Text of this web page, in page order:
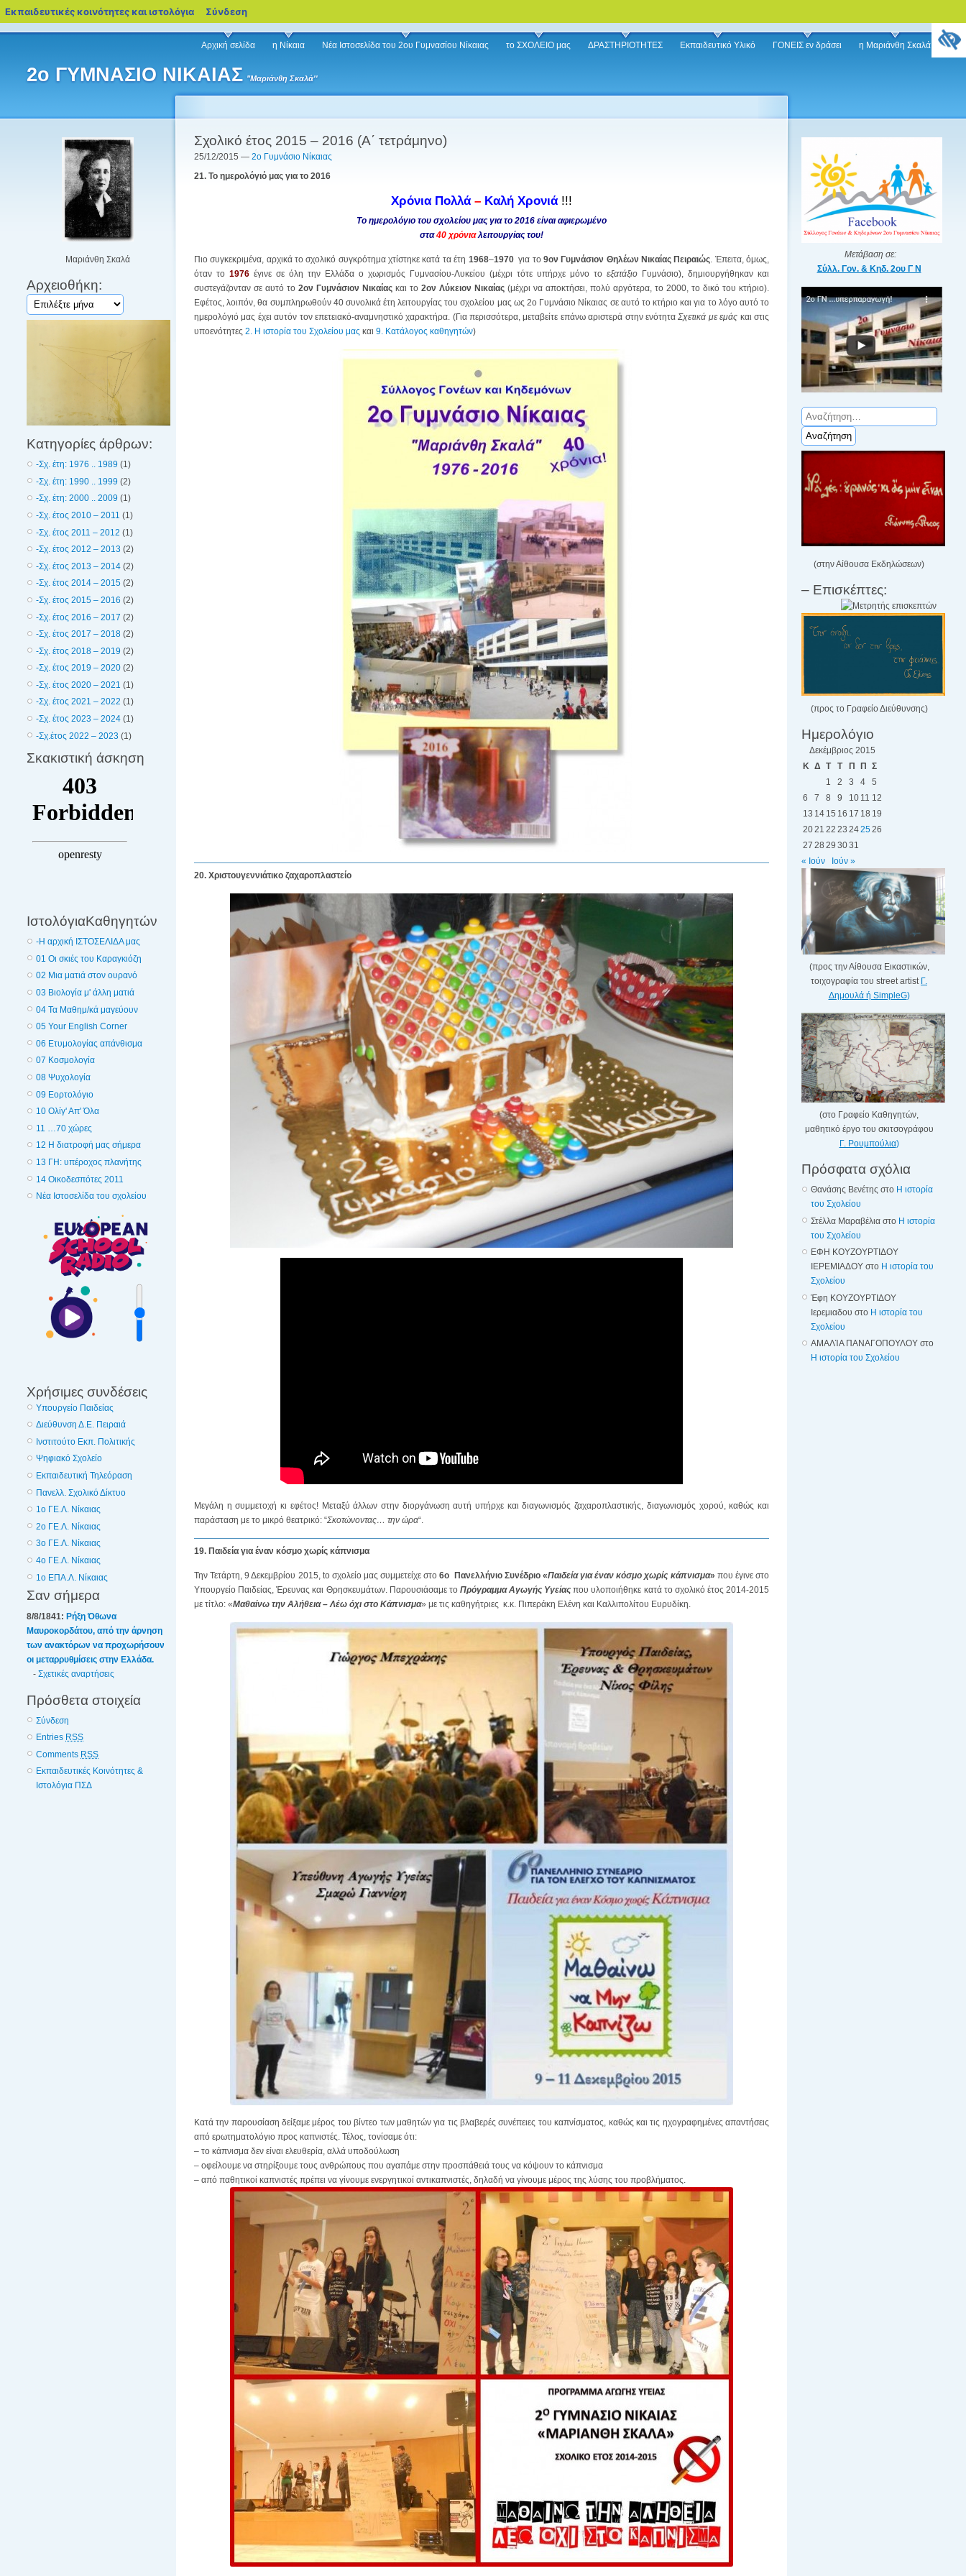
2ο ΓΥΜΝΑΣΙΟ ΝΙΚΑΙΑΣ "Μαριάνθη Σκαλά''
Αρχική σελίδα η Νίκαια Νέα Ιστοσελίδα του 2ου Γυμνασίου Νίκαιας το ΣΧΟΛΕΙΟ μας ΔΡΑΣΤΗΡΙΟΤΗΤΕΣ Εκπαιδευτικό Υλικό ΓΟΝΕΙΣ εν δράσει η Μαριάνθη Σκαλά
Μαριάνθη Σκαλά
Αρχειοθήκη:
Αρχειοθήκη:
Κατηγορίες άρθρων:
-Σχ. έτη: 1976 .. 1989 (1)
-Σχ. έτη: 1990 .. 1999 (2)
-Σχ. έτη: 2000 .. 2009 (1)
-Σχ. έτος 2010 – 2011 (1)
-Σχ. έτος 2011 – 2012 (1)
-Σχ. έτος 2012 – 2013 (2)
-Σχ. έτος 2013 – 2014 (2)
-Σχ. έτος 2014 – 2015 (2)
-Σχ. έτος 2015 – 2016 (2)
-Σχ. έτος 2016 – 2017 (2)
-Σχ. έτος 2017 – 2018 (2)
-Σχ. έτος 2018 – 2019 (2)
-Σχ. έτος 2019 – 2020 (2)
-Σχ. έτος 2020 – 2021 (1)
-Σχ. έτος 2021 – 2022 (1)
-Σχ. έτος 2023 – 2024 (1)
-Σχ.έτος 2022 – 2023 (1)
Σκακιστική άσκηση
ΙστολόγιαΚαθηγητών
-Η αρχική ΙΣΤΟΣΕΛΙΔΑ μας
01 Οι σκιές του Καραγκιόζη
02 Μια ματιά στον ουρανό
03 Βιολογία μ' άλλη ματιά
04 Τα Μαθημ/κά μαγεύουν
05 Your English Corner
06 Ετυμολογίας απάνθισμα
07 Κοσμολογία
08 Ψυχολογία
09 Εορτολόγιο
10 Ολίγ' Απ' Όλα
11 …70 χώρες
12 Η διατροφή μας σήμερα
13 ΓΗ: υπέροχος πλανήτης
14 Οικοδεσπότες 2011
Νέα Ιστοσελίδα του σχολείου
Χρήσιμες συνδέσεις
Υπουργείο Παιδείας
Διεύθυνση Δ.Ε. Πειραιά
Ινστιτούτο Εκπ. Πολιτικής
Ψηφιακό Σχολείο
Εκπαιδευτική Τηλεόραση
Πανελλ. Σχολικό Δίκτυο
1ο ΓΕ.Λ. Νίκαιας
2o ΓΕ.Λ. Νίκαιας
3o ΓΕ.Λ. Νίκαιας
4o ΓΕ.Λ. Νίκαιας
1o ΕΠΑ.Λ. Νίκαιας
Σαν σήμερα
8/8/1841: Ρήξη Όθωνα 
Μαυροκορδάτου, από την άρνηση
των ανακτόρων να προχωρήσουν
οι μεταρρυθμίσεις στην Ελλάδα.
- Σχετικές αναρτήσεις
Πρόσθετα στοιχεία
Σύνδεση
Entries RSS
Comments RSS
Εκπαιδευτικές Κοινότητες &
Ιστολόγια ΠΣΔ
Σχολικό έτος 2015 – 2016 (Α΄ τετράμηνο)
25/12/2015 — 2ο Γυμνάσιο Νίκαιας
21. Το ημερολόγιό μας για το 2016
Χρόνια Πολλά – Καλή Χρονιά !!!
Το ημερολόγιο του σχολείου μας για το 2016 είναι αφιερωμένο
στα40 χρόνιαλειτουργίας του!
Πιο συγκεκριμένα, αρχικά το σχολικό συγκρότημα χτίστηκε κατά τα έτη 1968–1970 για το 9ον Γυμνάσιον Θηλέων Νικαίας Πειραιώς. Έπειτα, όμως,
όταν το 1976 έγινε σε όλη την Ελλάδα ο χωρισμός Γυμνασίου-Λυκείου (μέχρι τότε υπήρχε μόνο το εξατάξιο Γυμνάσιο), δημιουργήθηκαν και
συστεγάζονταν σε αυτό το 2ον Γυμνάσιον Νικαίας και το 2ον Λύκειον Νικαίας (μέχρι να αποκτήσει, πολύ αργότερα, το 2000, το δικό του κτήριο).
Εφέτος, λοιπόν, θα συμπληρωθούν 40 συνολικά έτη λειτουργίας του σχολείου μας ως 2ο Γυμνάσιο Νίκαιας σε αυτό το κτήριο και για το λόγο αυτό το
ημερολόγιό μας έχει αυτόν τον επετειακό-αναμνηστικό χαρακτήρα. (Για περισσότερα, μεταβείτε επάνω αριστερά στην ενότηταΣχετικά με εμάς και στις
υποενότητες 2. Η ιστορία του Σχολείου μας και 9. Κατάλογος καθηγητών)
20. Χριστουγεννιάτικο ζαχαροπλαστείο
Μεγάλη η συμμετοχή κι εφέτος! Μεταξύ άλλων στην διοργάνωση αυτή υπήρχε και διαγωνισμός ζαχαροπλαστικής, διαγωνισμός χορού, καθώς και
παράσταση με το μικρό θεατρικό: “Σκοτώνοντας… την ώρα“.
19. Παιδεία για έναν κόσμο χωρίς κάπνισμα
Την Τετάρτη, 9 Δεκεμβρίου 2015, tο σχολείο μας συμμετείχε στο6ο Πανελλήνιο Συνέδριο «Παιδεία για έναν κόσμο χωρίς κάπνισμα» που έγινε στο
Υπουργείο Παιδείας, Έρευνας και Θρησκευμάτων. Παρουσιάσαμε το Πρόγραμμα Αγωγής Υγείας που υλοποιήθηκε κατά το σχολικό έτος 2014-2015
με τίτλο: «Μαθαίνω την Αλήθεια – Λέω όχι στο Κάπνισμα» με τις καθηγήτριες κ.κ. Πιπεράκη Ελένη και Καλλιπολίτου Ευρυδίκη.
Κατά την παρουσίαση δείξαμε μέρος του βίντεο των μαθητών για τις βλαβερές συνέπειες του καπνίσματος, καθώς και τις ηχογραφημένες απαντήσεις
από ερωτηματολόγιο προς καπνιστές. Τέλος, τονίσαμε ότι:
– το κάπνισμα δεν είναι ελευθερία, αλλά υποδούλωση
– οφείλουμε να στηρίξουμε τους ανθρώπους που αγαπάμε στην προσπάθειά τους να κόψουν το κάπνισμα
– από παθητικοί καπνιστές πρέπει να γίνουμε ενεργητικοί αντικαπνιστές, δηλαδή να γίνουμε μέρος της λύσης του προβλήματος.
Εκπαιδευτικές κοινότητες και ιστολόγια blogs.sch.gr
Σύνδεση
Μετάβαση σε:
Σύλλ. Γον. & Κηδ. 2ου Γ Ν
Αναζήτηση
για:
(στην Αίθουσα Εκδηλώσεων)
– Επισκέπτες:
(προς το Γραφείο Διεύθυνσης)
Ημερολόγιο
Δεκέμβριος 2015
Κ Δ Τ Τ Π Π
Σ
1
2 3 4
5
6
7 8 9 10 11 12
13 14 15 16 17 18 19
2021 22 23 242526
27 28 29 3031
« Ιούν
Ιούν »
(προς την Αίθουσα Εικαστικών,
τοιχογραφία του street artist Γ.
Δημουλά ή SimpleG)
(στο Γραφείο Καθηγητών,
μαθητικό έργο του σκιτσογράφου
Γ. Ρουμπούλια)
Πρόσφατα σχόλια
Θανάσης Βενέτης στο Η ιστορία
του Σχολείου
Στέλλα Μαραβέλια στο Η ιστορία
του Σχολείου
ΕΦΗ ΚΟΥΖΟΥΡΤΙΔΟΥ
ΙΕΡΕΜΙΑΔΟΥ στο Η ιστορία του
Σχολείου
Έφη ΚΟΥΖΟΥΡΤΙΔΟΥ
Ιερεμιαδου στο Η ιστορία του
Σχολείου
ΑΜΑΛΊΑ ΠΑΝΑΓΟΠΟΥΛΟΥ στο
Η ιστορία του Σχολείου